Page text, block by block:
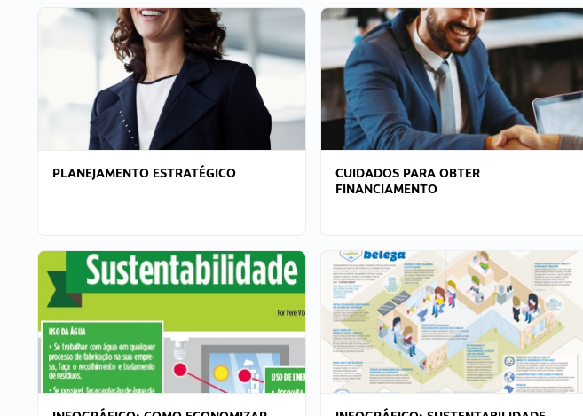
PLANEJAMENTO ESTRATÉGICO
CUIDADOS PARA OBTER
FINANCIAMENTO